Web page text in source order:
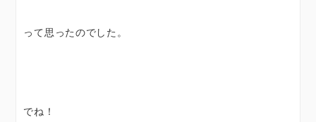
って思ったのでした。
でね！